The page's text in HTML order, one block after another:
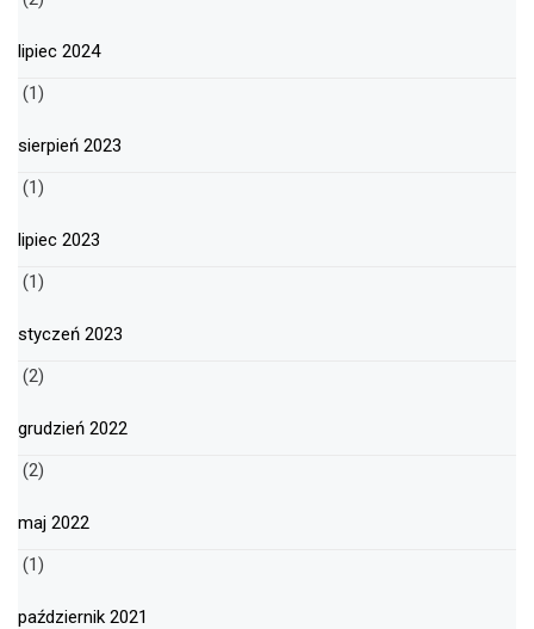
lipiec 2024
(1)
sierpień 2023
(1)
lipiec 2023
(1)
styczeń 2023
(2)
grudzień 2022
(2)
maj 2022
(1)
październik 2021